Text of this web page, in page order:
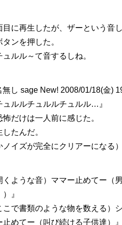
目に再生したが、ザーという音
ンを押した。
ルル～て音するしね。
し sage New! 2008/01/18(金)
ルルチュルルチュルル…』
だけは一人前に感じた。
たんだ。
ノイズが完全にクリアーになる）
くような音）ママー止めてー（
』
こで書類のような物を数える
めてー（叫び続ける子供達）』